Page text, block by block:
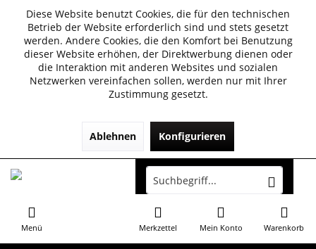
Diese Website benutzt Cookies, die für den technischen
Betrieb der Website erforderlich sind und stets gesetzt
werden. Andere Cookies, die den Komfort bei Benutzung
dieser Website erhöhen, der Direktwerbung dienen oder
die Interaktion mit anderen Websites und sozialen
Netzwerken vereinfachen sollen, werden nur mit Ihrer
Zustimmung gesetzt.
Ablehnen Konfigurieren
Menü Warenkorb
Merkzettel Mein Konto